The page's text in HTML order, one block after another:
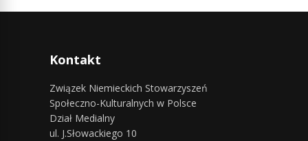
Kontakt
Związek Niemieckich Stowarzyszeń
Społeczno-Kulturalnych w Polsce
Dział Medialny
ul. J.Słowackiego 10